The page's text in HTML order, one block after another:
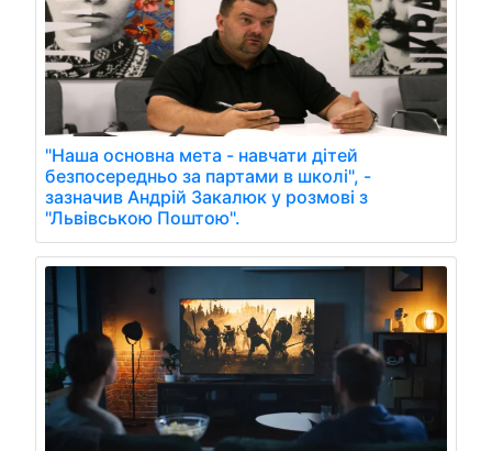
"Наша основна мета - навчати дітей
безпосередньо за партами в школі", -
зазначив Андрій Закалюк у розмові з
"Львівською Поштою".